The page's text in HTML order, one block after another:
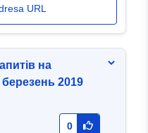
URL
на
2019
0